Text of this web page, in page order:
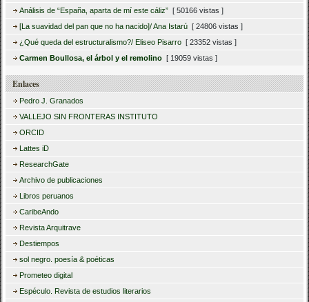
Análisis de “España, aparta de mí este cáliz” [ 50166 vistas ]
[La suavidad del pan que no ha nacido]/ Ana Istarú [ 24806 vistas ]
¿Qué queda del estructuralismo?/ Eliseo Pisarro [ 23352 vistas ]
Carmen Boullosa, el árbol y el remolino [ 19059 vistas ]
Enlaces
Pedro J. Granados
VALLEJO SIN FRONTERAS INSTITUTO
ORCID
Lattes iD
ResearchGate
Archivo de publicaciones
Libros peruanos
CaribeAndo
Revista Arquitrave
Destiempos
sol negro. poesía & poéticas
Prometeo digital
Espéculo. Revista de estudios literarios